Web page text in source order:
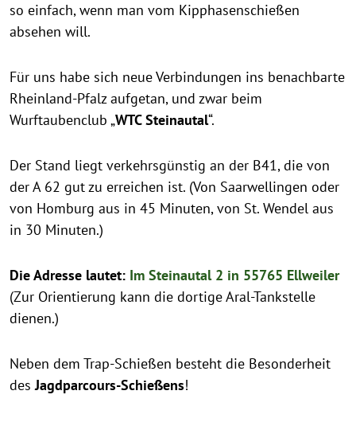
so einfach, wenn man vom Kipphasenschießen
absehen will.
Für uns habe sich neue Verbindungen ins benachbarte
Rheinland-Pfalz aufgetan, und zwar beim
Wurftaubenclub „WTC Steinautal“.
Der Stand liegt verkehrsgünstig an der B41, die von
der A 62 gut zu erreichen ist. (Von Saarwellingen oder
von Homburg aus in 45 Minuten, von St. Wendel aus
in 30 Minuten.)
Die Adresse lautet: Im Steinautal 2 in 55765 Ellweiler
(Zur Orientierung kann die dortige Aral-Tankstelle
dienen.)
Neben dem Trap-Schießen besteht die Besonderheit
desJagdparcours-Schießens!